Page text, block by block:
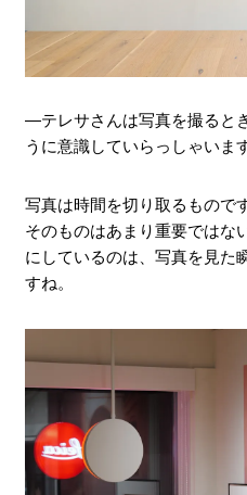
―テレサさんは写真を撮ると
うに意識していらっしゃいま
写真は時間を切り取るもので
そのものはあまり重要ではな
にしているのは、写真を見た
すね。